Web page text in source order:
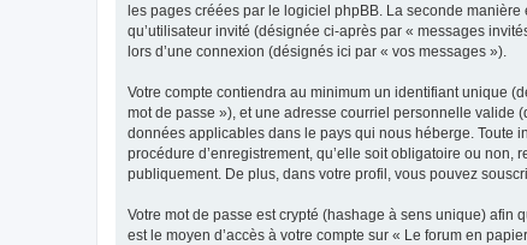
les pages créées par le logiciel phpBB. La seconde
qu’utilisateur invité (désignée ci-après par « messages
lors d’une connexion (désignés ici par « vos messages »).
Votre compte contiendra au minimum un identifiant unique
mot de passe »), et une adresse courriel personnelle valide
données applicables dans le pays qui nous héberge. Toute
procédure d’enregistrement, qu’elle soit obligatoire ou
publiquement. De plus, dans votre profil, vous pouvez
Votre mot de passe est crypté (hashage à sens unique) afin
est le moyen d’accès à votre compte sur « Le forum en